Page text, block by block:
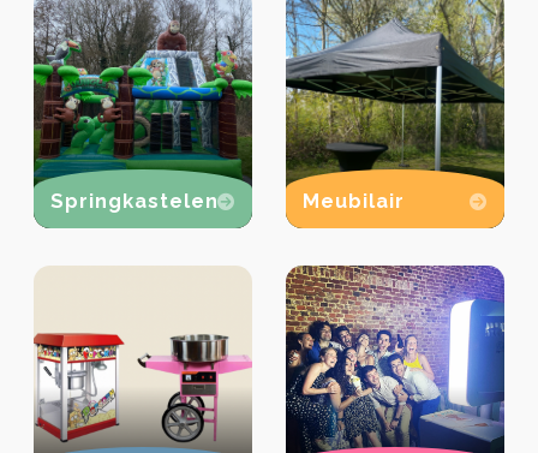
Springkastelen Meubilair